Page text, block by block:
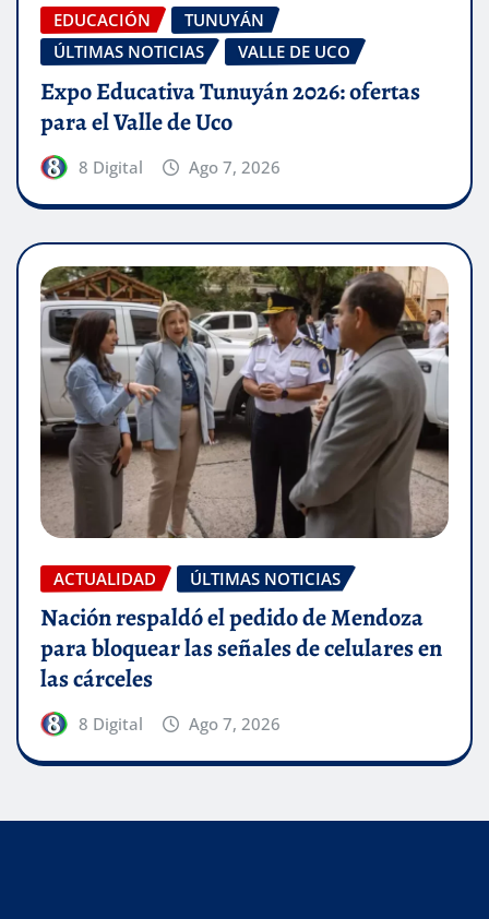
EDUCACIÓN
TUNUYÁN
ÚLTIMAS NOTICIAS
VALLE DE UCO
Expo Educativa Tunuyán 2026: ofertas
para el Valle de Uco
8 Digital Ago 7, 2026
ACTUALIDAD ÚLTIMAS NOTICIAS
Nación respaldó el pedido de Mendoza
para bloquear las señales de celulares en
las cárceles
8 Digital Ago 7, 2026